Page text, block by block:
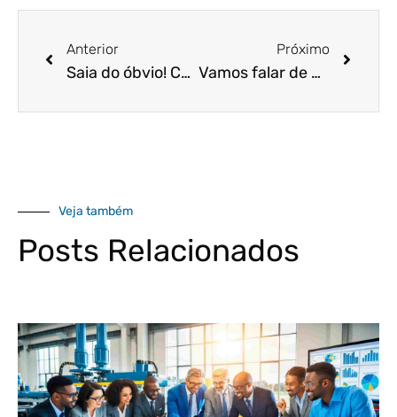
Anterior
Saia do óbvio! Conheça as características societárias de uma empresa e veja a melhor opção para você!
Próximo
Vamos falar de negócios: empresas do Simples Nacional já podem solicitar a renegociação de débitos!
Veja também
Posts Relacionados